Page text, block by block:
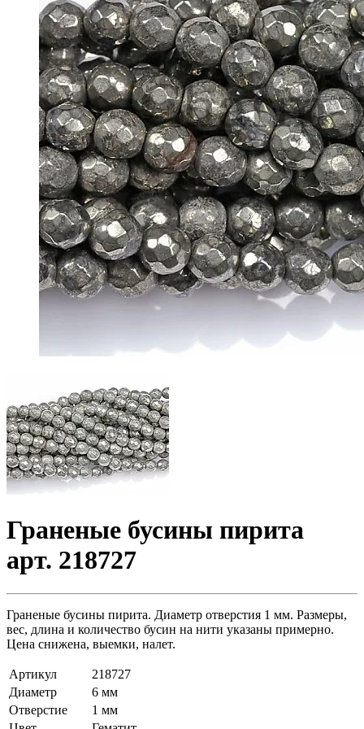
Граненые бусины пирита
арт. 218727
Граненые бусины пирита. Диаметр отверстия 1 мм. Размеры,
вес, длина и количество бусин на нити указаны примерно.
Цена снижена, выемки, налет.
Артикул
218727
Диаметр
6 мм
Отверстие
1 мм